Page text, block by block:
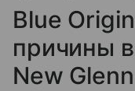
Blue
причины
New Glenn